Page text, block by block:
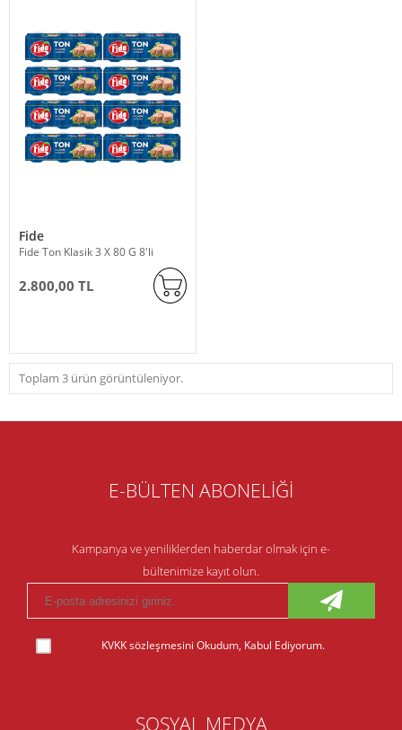
Fide
Fide Ton Klasik 3 X 80 G 8'li
2.800,00 TL
Toplam 3 ürün görüntüleniyor.
E-BÜLTEN ABONELİĞİ
Kampanya ve yeniliklerden haberdar olmak için e-
bültenimize kayıt olun.
KVKK sözleşmesini Okudum, Kabul Ediyorum.
SOSYAL MEDYA